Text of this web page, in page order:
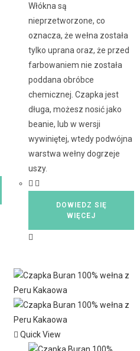
Włókna są
nieprzetworzone, co
oznacza, że wełna została
tylko uprana oraz, że przed
farbowaniem nie została
poddana obróbce
chemicznej. Czapka jest
długa, możesz nosić jako
beanie, lub w wersji
wywiniętej, wtedy podwójna
warstwa wełny dogrzeje
uszy.
DOWIEDZ SIĘ
WIĘCEJ
Quick View